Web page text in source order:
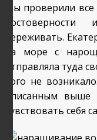
Мы проверили
переживать.
на море с
отправляла туда
кого не
описанным
чувствовать себя